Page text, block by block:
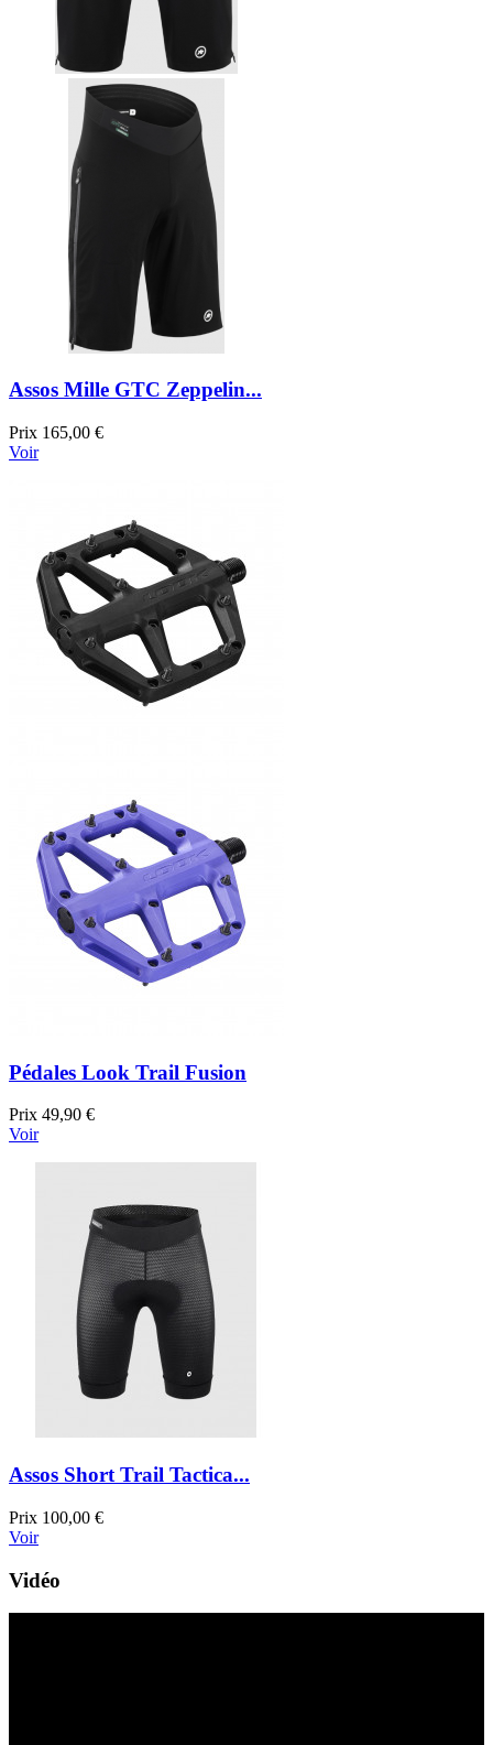
Assos Mille GTC Zeppelin...
Prix 165,00 €
Voir
Pédales Look Trail Fusion
Prix 49,90 €
Voir
Assos Short Trail Tactica...
Prix 100,00 €
Voir
Vidéo